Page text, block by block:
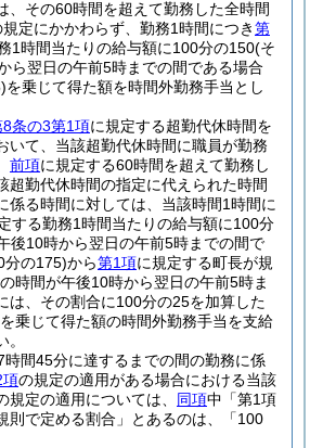
、その60時間を超えて勤務した全時間
規定にかかわらず、勤務1時間につき第
1時間当たりの給与額に100分の150(そ
ら翌日の午前5時までの間である場合
を乗じて得た額を時間外勤務手当とし
条の3第1項に規定する超勤代休時間を
いて、当該超勤代休時間に職員が勤務
前項に規定する60時間を超えて勤務し
超勤代休時間の指定に代えられた時間
係る時間に対しては、当該時間1時間に
する勤務1時間当たりの給与額に100分
後10時から翌日の午前5時までの間で
分の175)から第1項に規定する町長が規
時間が午後10時から翌日の午前5時ま
は、その割合に100分の25を加算した
乗じて得た額の時間外勤務手当を支給
時間45分に達するまでの間の勤務に係
項の規定の適用がある場合における当該
規定の適用については、 同項中「第1項
則で定める割合」とあるのは、「100